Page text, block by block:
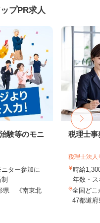
プPR求人
験等のモニ
ター参加に
県 《南東北
税理士事
税理士法人
時給
年数・
全国どこ
47都道